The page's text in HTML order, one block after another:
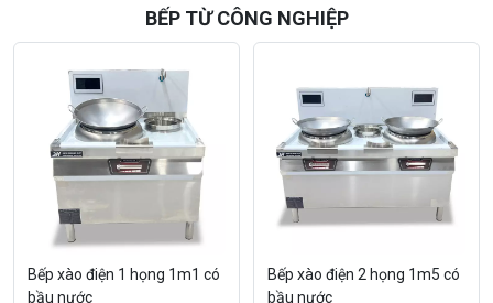
BẾP TỪ CÔNG NGHIỆP
Bếp xào điện 1 họng 1m1 có
bầu nước
Bếp xào điện 2 họng 1m5 có
bầu nước